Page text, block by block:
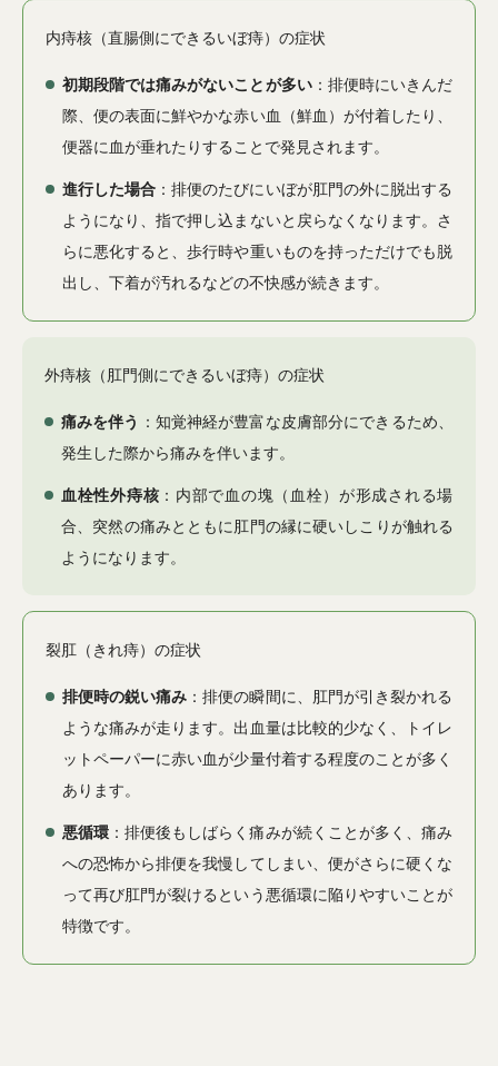
内痔核（直腸側にできるいぼ痔）の症状
初期段階では痛みがないことが多い：排便時にいきんだ
際、便の表面に鮮やかな赤い血（鮮血）が付着したり、
便器に血が垂れたりすることで発見されます。
進行した場合 ：排便のたびにいぼが肛門の外に脱出する
ようになり、指で押し込まないと戻らなくなります。さ
らに悪化すると、歩行時や重いものを持っただけでも脱
出し、下着が汚れるなどの不快感が続きます。
外痔核（肛門側にできるいぼ痔）の症状
痛みを伴う
：知覚神経が豊富な皮膚部分にできるため、
発生した際から痛みを伴います。
血栓性外痔核 ：内部で血の塊（血栓）が形成される場
合、突然の痛みとともに肛門の縁に硬いしこりが触れる
ようになります。
裂肛（きれ痔）の症状
排便時の鋭い痛み ：排便の瞬間に、肛門が引き裂かれる
ような痛みが走ります。出血量は比較的少なく、トイレ
ットペーパーに赤い血が少量付着する程度のことが多く
あります。
悪循環 ：排便後もしばらく痛みが続くことが多く、痛み
への恐怖から排便を我慢してしまい、便がさらに硬くな
って再び肛門が裂けるという悪循環に陥りやすいことが
特徴です。